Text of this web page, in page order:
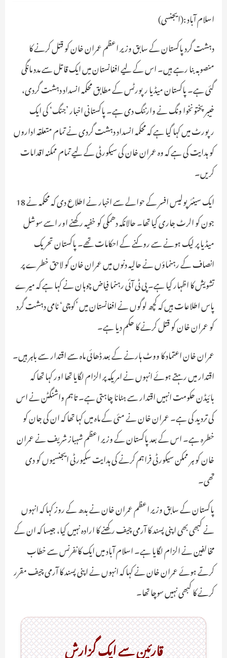
اسلام آباد :(ایجنسی)
دہشت گرد پاکستان کے سابق وزیر اعظم عمران خان کو قتل کرنے کا
منصوبہ بنا رہے ہیں۔ اس کے لیے افغانستان میں ایک قاتل سے مدد مانگی
گئی ہے۔ پاکستان میڈیا رپورٹس کے مطابق محکمہ انسداد دہشت گردی،
خیبر پختونخوا ونگ نے وارننگ دی ہے۔ پاکستانی اخبار ’جنگ‘ کی ایک
رپورٹ میں کہا گیا ہے کہ محکمہ انسداد دہشت گردی نے تمام متعلقہ اداروں
کو ہدایت کی ہے کہ وہ عمران خان کی سیکورٹی کے لیے تمام ممکنہ اقدامات
کریں۔
ایک سینئر پولیس افسر کے حوالے سے اخبار نے اطلاع دی کہ محکمہ نے 18
جون کو الرٹ جاری کیا تھا۔ حالانکہ دھمکی کو خفیہ رکھنے اور اسے سوشل
میڈیا پر لیک ہونے سے روکنے کے احکامات تھے۔ پاکستان تحریک
انصاف کے رہنماؤں نے حالیہ دنوں میں عمران خان کو لاحق خطرے پر
تشویش کا اظہار کیا ہے۔ پی ٹی آئی رہنما فیاض چوہان نے کہا ہے کہ میرے
پاس اطلاعات ہیں کہ کچھ لوگوں نے افغانستان میں ’کوچی‘ نامی دہشت گرد
کو عمران خان کو قتل کرنے کا حکم دیا ہے۔
عمران خان اعتماد کا ووٹ ہارنے کے بعد ڈھائی ماہ سے اقتدار سے باہر ہیں۔
اقتدار میں رہتے ہوئے انہوں نے امریکہ پر الزام لگایا تھا اور کہا تھا کہ
بائیڈن حکومت انہیں اقتدار سے ہٹانا چاہتی ہے۔ تاہم واشنگٹن نے اس
کی تردید کی ہے۔ عمران خان نے مئی کے ماہ میں کہا تھا کہ ان کی جان کو
خطرہ ہے۔ اس کے بعد پاکستان کے وزیر اعظم شہباز شریف نے عمران
خان کو ہر ممکن سیکورٹی فراہم کرنے کی ہدایت سکیورٹی ایجنسیوں کو دی
تھی۔
پاکستان کے سابق وزیر اعظم عمران خان نے بدھ کے روز کہا کہ انہوں
نے کبھی بھی اپنی پسند کا آرمی چیف رکھنے کا ارادہ نہیں کیا، جیسا کہ ان کے
مخالفین نے الزام لگایا ہے۔ اسلام آباد میں ایک کانفرنس سے خطاب
کرتے ہوئے عمران خان نے کہا کہ انہوں نے اپنی پسند کا آرمی چیف مقرر
کرنے کا کبھی نہیں سوچا تھا۔
قارئین سے ایک گزارش